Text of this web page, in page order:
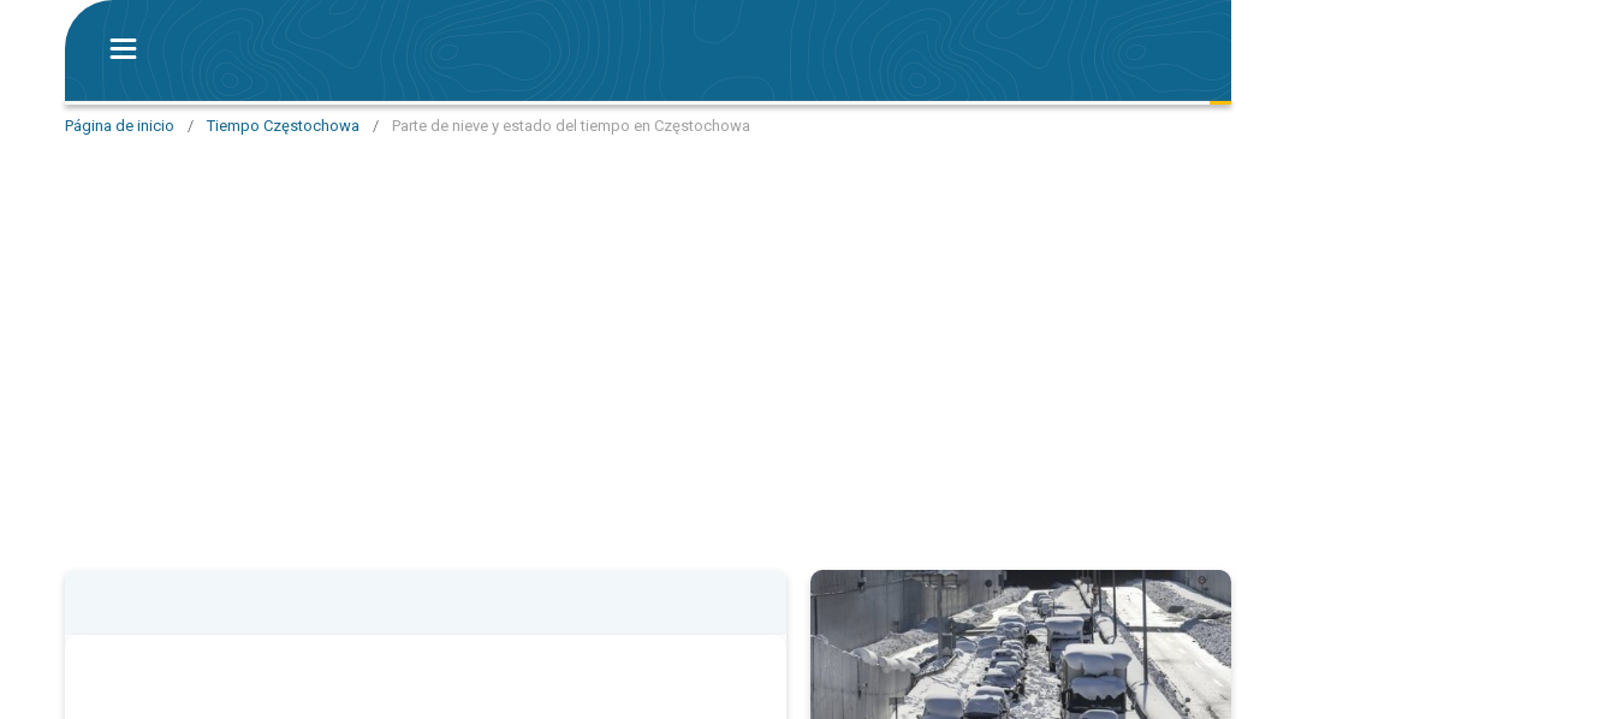
Página de inicio / Tiempo Częstochowa / Parte de nieve y estado del tiempo en Częstochowa
Consejos para conducir con nieve. Seguridad vial. . .